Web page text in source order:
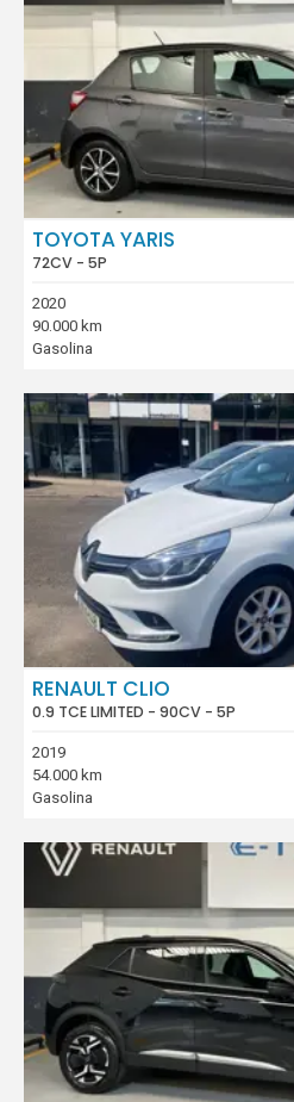
TOYOTA YARIS
72CV - 5P
2020
90.000 km
Gasolina
RENAULT CLIO
0.9 TCE LIMITED - 90CV - 5P
2019
54.000 km
Gasolina